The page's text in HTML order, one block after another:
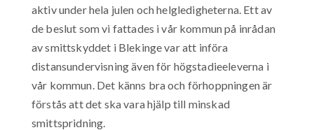
aktiv under hela julen och helgledigheterna. Ett av
de beslut som vi fattades i vår kommun på inrådan
av smittskyddet i Blekinge var att införa
distansundervisning även för högstadieeleverna i
vår kommun. Det känns bra och förhoppningen är
förstås att det ska vara hjälp till minskad
smittspridning.